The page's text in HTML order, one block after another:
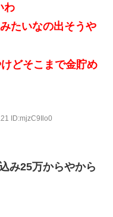
わ
たいなの出そうや
どそこまで金貯め
ID:mjzC9Ilo0
み25万からやから